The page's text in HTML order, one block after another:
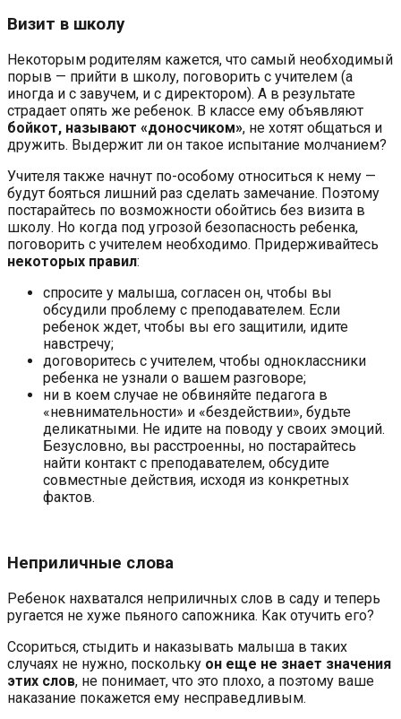
Визит в школу
Некоторым родителям кажется, что самый необходимый
порыв — прийти в школу, поговорить с учителем (а
иногда и с завучем, и с директором). А в результате
страдает опять же ребенок. В классе ему объявляют
бойкот, называют «доносчиком», не хотят общаться и
дружить. Выдержит ли он такое испытание молчанием?
Учителя также начнут по-особому относиться к нему —
будут бояться лишний раз сделать замечание. Поэтому
постарайтесь по возможности обойтись без визита в
школу. Но когда под угрозой безопасность ребенка,
поговорить с учителем необходимо. Придерживайтесь
некоторых правил:
спросите у малыша, согласен он, чтобы вы
обсудили проблему с преподавателем. Если
ребенок ждет, чтобы вы его защитили, идите
навстречу;
договоритесь с учителем, чтобы одноклассники
ребенка не узнали о вашем разговоре;
ни в коем случае не обвиняйте педагога в
«невнимательности» и «бездействии», будьте
деликатными. Не идите на поводу у своих эмоций.
Безусловно, вы расстроенны, но постарайтесь
найти контакт с преподавателем, обсудите
совместные действия, исходя из конкретных
фактов.
Неприличные слова
Ребенок нахватался неприличных слов в саду и теперь
ругается не хуже пьяного сапожника. Как отучить его?
Ссориться, стыдить и наказывать малыша в таких
случаях не нужно, поскольку он еще не знает значения
этих слов, не понимает, что это плохо, а поэтому ваше
наказание покажется ему несправедливым.